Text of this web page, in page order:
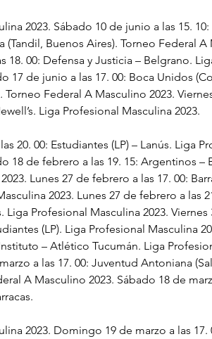
2023. Sábado 10 de junio a las 15.
(Tandil, Buenos Aires). Torneo Federal A
18. 00: Defensa y Justicia – Belgrano.
17 de junio a las 17. 00: Boca Unidos
Torneo Federal A Masculino 2023.
Liga Profesional Masculina 2023.
20. 00: Estudiantes (LP) – Lanús. Liga
18 de febrero a las 19. 15: Argentinos –
Lunes 27 de febrero a las 17. 00:
2023. Lunes 27 de febrero a las
Profesional Masculina 2023. Viernes
(LP). Liga Profesional Masculina
– Atlético Tucumán. Liga
a las 17. 00: Juventud Antoniana
A Masculino 2023. Sábado 18 de
2023. Domingo 19 de marzo a las 17.